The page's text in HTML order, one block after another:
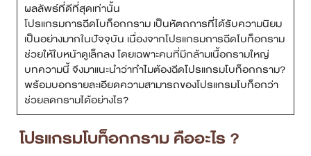
ผลลัพธ์ที่ดีที่สุดเท่านั้น
โปรแกรมการฉีดโบท็อกกราม เป็นหัตถการที่ได้รับความนิยม
เป็นอย่างมากในปัจจุบัน เนื่องจากโปรแกรมการฉีดโบท็อกราม
ช่วยให้ใบหน้าดูเล็กลง โดยเฉพาะคนที่มีกล้ามเนื้อกรามใหญ่
บทความนี้ จึงมาแนะนำว่าทำไมต้องฉีดโปรแกรมโบท็อกกราม?
พร้อมบอกรายละเอียดความสามารถของโปรแกรมโบท็อกว่า
ช่วยลดกรามได้อย่างไร?
โปรแกรมโบท็อกกราม คืออะไร ?